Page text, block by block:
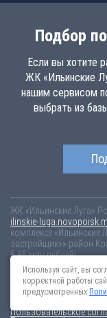
Подбор
Если вы хотите
ЖК «Ильинские
нашим сервисом
выбрать из
ЖК «Ильинские Луга»
ilinskie-
комплексе «Ильинские
застройщик»» район
6.86 млн рублей!
Новостройки Санкт-
Информация на сайте
Пользовательское
Используя сайт, вы
корректной работы
предусмотренных